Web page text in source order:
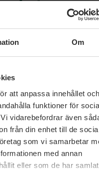
Om
att anpassa innehållet och
funktioner för
vidarebefordrar även
från din enhet till de
som vi samarbetar
med annan
eller som de har
att klara